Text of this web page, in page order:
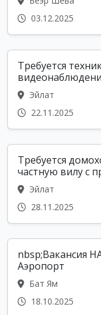
03.12.2025
Требуется
Эйлат
22.11.2025
Требуется
частную вилу с
Эйлат
28.11.2025
nbsp;Вакансия
Аэропорт
Бат Ям
18.10.2025